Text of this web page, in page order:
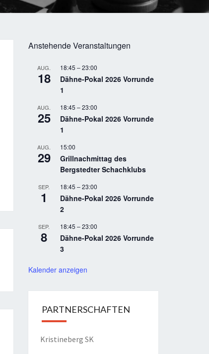
Anstehende Veranstaltungen
AUG.
18
18:45 –23:00
Dähne-Pokal 2026 Vorrunde
1
AUG.
25
18:45 –23:00
Dähne-Pokal 2026 Vorrunde
1
AUG.
29
15:00
Grillnachmittag des
Bergstedter Schachklubs
SEP.
1
18:45 –23:00
Dähne-Pokal 2026 Vorrunde
2
SEP.
8
18:45 –23:00
Dähne-Pokal 2026 Vorrunde
3
Kalender anzeigen
PARTNERSCHAFTEN
Kristineberg SK